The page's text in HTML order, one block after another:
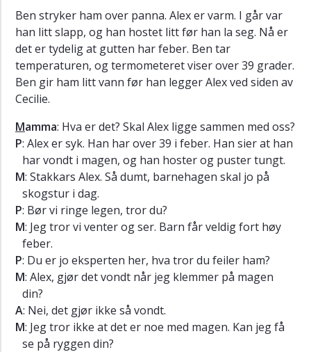
المفردات
Ekstra
الإضافيات
Ben stryker ham over panna. Alex er varm. I går var
han litt slapp, og han hostet litt før han la seg. Nå er
det er tydelig at gutten har feber. Ben tar
temperaturen, og termometeret viser over 39 grader.
Ben gir ham litt vann før han legger Alex ved siden av
Cecilie.
Mamma: Hva er det? Skal Alex ligge sammen med oss?
P: Alex er syk. Han har over 39 i feber. Han sier at han
har vondt i magen, og han hoster og puster tungt.
M: Stakkars Alex. Så dumt, barnehagen skal jo på
skogstur i dag.
P: Bør vi ringe legen, tror du?
M: Jeg tror vi venter og ser. Barn får veldig fort høy
feber.
P: Du er jo eksperten her, hva tror du feiler ham?
M: Alex, gjør det vondt når jeg klemmer på magen
din?
A: Nei, det gjør ikke så vondt.
M: Jeg tror ikke at det er noe med magen. Kan jeg få
se på ryggen din?